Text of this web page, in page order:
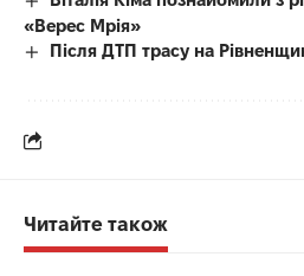
«Верес Мрія»
Після ДТП трасу на
Читайте також